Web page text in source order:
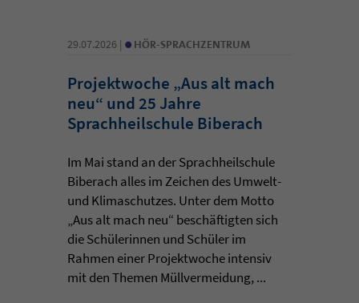
29.07.2026 | • HÖR-SPRACHZENTRUM
Projektwoche „Aus alt mach
neu“ und 25 Jahre
Sprachheilschule Biberach
Im Mai stand an der Sprachheilschule
Biberach alles im Zeichen des Umwelt-
und Klimaschutzes. Unter dem Motto
„Aus alt mach neu“ beschäftigten sich
die Schülerinnen und Schüler im
Rahmen einer Projektwoche intensiv
mit den Themen Müllvermeidung, ...